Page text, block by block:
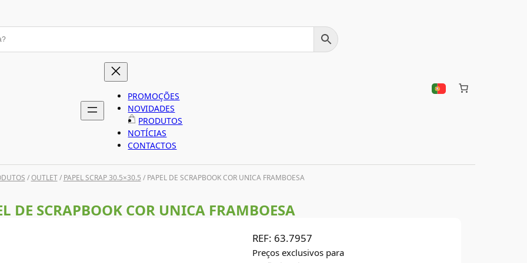
PROMOÇÕES
NOVIDADES
PRODUTOS
NOTÍCIAS
CONTACTOS
/OUTLET/ PAPEL SCRAP 30.5×30.5 / PAPEL DE SCRAPBOOK COR UNICA FRAMBOESA
DE SCRAPBOOK COR UNICA FRAMBOESA
REF: 63.7957
Preços exclusivos para